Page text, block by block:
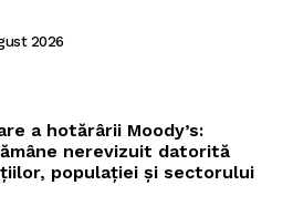
2026
a hotărârii Moody’s:
nerevizuit datorită
populației și sectorului